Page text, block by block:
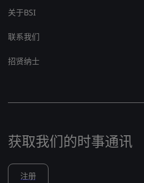
关于BSI
联系我们
招贤纳士
获取我们的时事通讯
注册